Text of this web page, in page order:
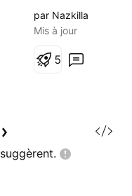
convergent dans
critique,
prix se maintient
signaler une
par Nazkilla
Mis à jour
5
suggèrent.